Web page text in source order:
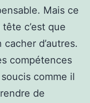
Mais ce
c’est que
d’autres.
compétences
comme il
de